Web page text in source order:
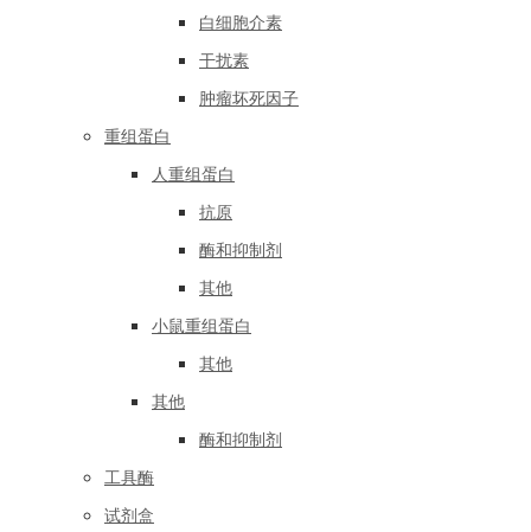
白细胞介素
干扰素
肿瘤坏死因子
重组蛋白
人重组蛋白
抗原
酶和抑制剂
其他
小鼠重组蛋白
其他
其他
酶和抑制剂
工具酶
试剂盒